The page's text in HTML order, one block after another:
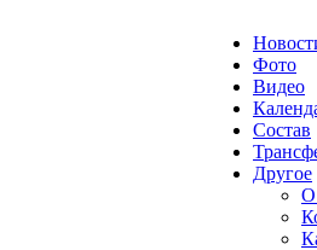
Фото
Видео
Состав
Другое
О